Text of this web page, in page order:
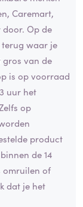
Caremart,
door. Op de
terug waar je
van de
is op voorraad
uur het
op
product
de 14
omruilen of
dat je het